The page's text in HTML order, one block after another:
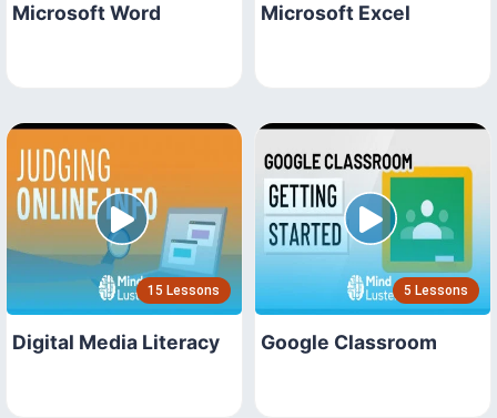
Microsoft Word Microsoft Excel
15 Lessons
Digital Media Literacy
5 Lessons
Google Classroom